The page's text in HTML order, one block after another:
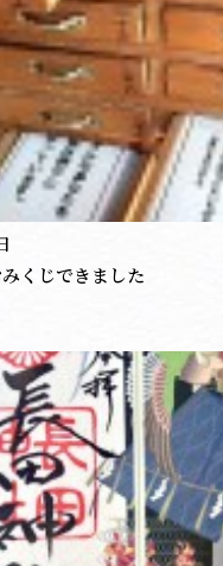
くじできました